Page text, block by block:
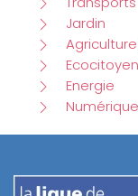
Jardin
Energie